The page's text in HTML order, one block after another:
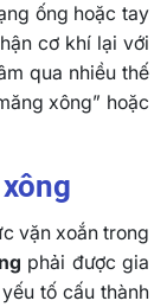
ống hoặc tay
cơ khí lại với
qua nhiều thế
xông” hoặc
vặn xoắn trong
phải được gia
tố cấu thành